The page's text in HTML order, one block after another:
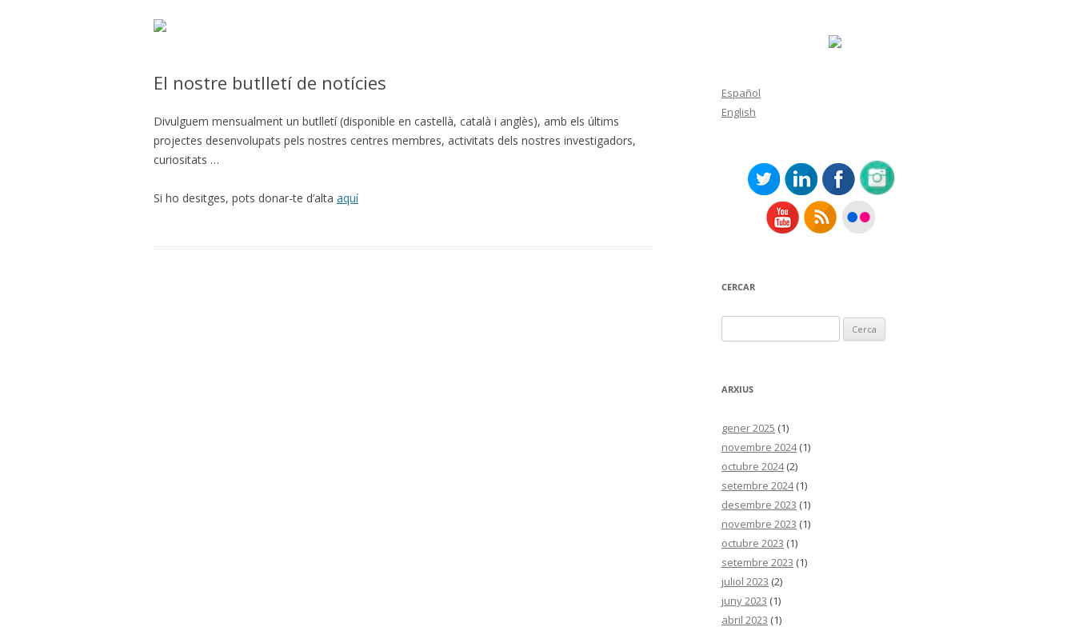
El nostre butlletí de notícies
Divulguem mensualment un butlletí (disponible en castellà, català i anglès), amb els últims
projectes desenvolupats pels nostres centres membres, activitats dels nostres investigadors,
curiositats …
Si ho desitges, pots donar-te d’alta aquí
Español
English
CERCAR
ARXIUS
gener 2025 (1)
novembre 2024(1)
octubre 2024(2)
setembre 2024(1)
desembre 2023 (1)
novembre 2023 (1)
octubre 2023 (1)
setembre 2023 (1)
juliol 2023 (2)
juny 2023 (1)
abril 2023 (1)